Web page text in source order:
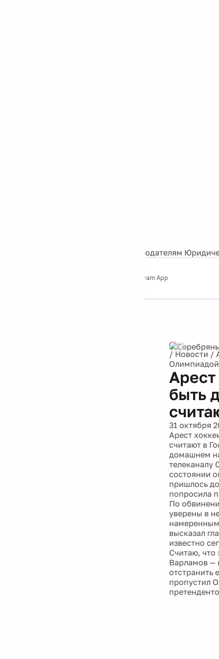
Рекламодателям
Telegram App
/ Новости /
быть
31 октября
Арест
считают в
домашнем
телеканалу
состоянии
пришлось
попросила
По
уверены в
высказал
известно
Считаю, что
Варламов —
отстранить
пропустил